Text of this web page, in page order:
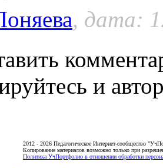
, дата:
и
2012 - 2026 Педагогическое Интернет-сообщество
Копирование материалов возможно только при
Политика УчПортфолио в отношении обработки